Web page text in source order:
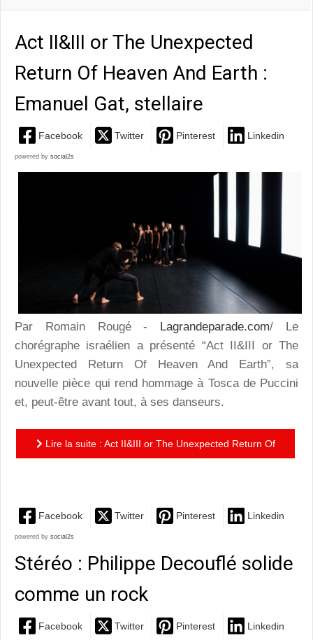
Act II&III or The Unexpected
Return Of Heaven And Earth :
Emanuel Gat, stellaire
Facebook Twitter Pinterest Linkedin
powered by social2s
Par Romain Rougé - Lagrandeparade.com/ Le
chorégraphe israélien a présenté “Act II&III or The
Unexpected Return Of Heaven And Earth”, sa
nouvelle pièce qui rend hommage à Tosca de Puccini
et, peut-être avant tout, à ses danseurs.
Lire la suite : Act II&III or The Unexpected Return Of
Facebook Twitter Pinterest Linkedin
powered by social2s
Stéréo : Philippe Decouflé solide
comme un rock
Facebook Twitter Pinterest Linkedin